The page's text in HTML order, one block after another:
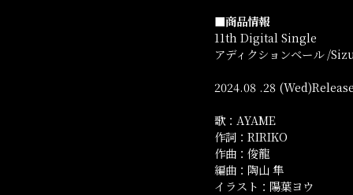
■商品情報
11th Digital Single
アディクションベール /
2024.08 .28
歌：AYAME
作詞：RIRIKO
作曲：俊龍
編曲：陶山 隼
イラスト：陽葉ヨウ